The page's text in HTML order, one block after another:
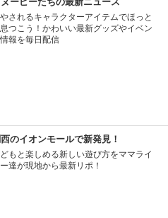
されるキャラクターアイテムでほっと
つこう！かわいい最新グッズやイベン
情報を毎日配信
のイオンモールで新発見！
もと楽しめる新しい遊び方をママライ
達が現地から最新リポ！